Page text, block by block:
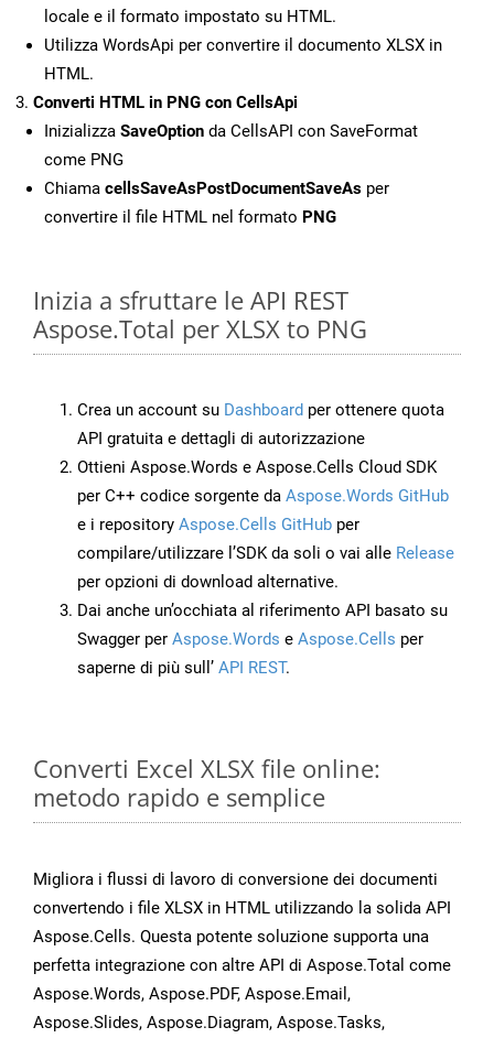
locale e il formato impostato su HTML.
Utilizza WordsApi per convertire il documento XLSX in
HTML.
Converti HTML in PNG con CellsApi
Inizializza SaveOption da CellsAPI con SaveFormat
come PNG
Chiama cellsSaveAsPostDocumentSaveAs per
convertire il file HTML nel formato PNG
Inizia a sfruttare le API REST
Aspose.Total per XLSX to PNG
Crea un account su Dashboard per ottenere quota
API gratuita e dettagli di autorizzazione
Ottieni Aspose.Words e Aspose.Cells Cloud SDK
per C++ codice sorgente da Aspose.Words GitHub
e i repository Aspose.Cells GitHub per
compilare/utilizzare l’SDK da soli o vai alle Release
per opzioni di download alternative.
Dai anche un’occhiata al riferimento API basato su
Swagger per Aspose.Words e Aspose.Cells per
saperne di più sull’ API REST.
Converti Excel XLSX file online:
metodo rapido e semplice
Migliora i flussi di lavoro di conversione dei documenti
convertendo i file XLSX in HTML utilizzando la solida API
Aspose.Cells. Questa potente soluzione supporta una
perfetta integrazione con altre API di Aspose.Total come
Aspose.Words, Aspose.PDF, Aspose.Email,
Aspose.Slides, Aspose.Diagram, Aspose.Tasks,